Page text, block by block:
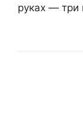
руках — три